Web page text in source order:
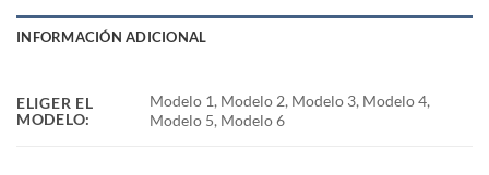
INFORMACIÓN ADICIONAL
ELIGER EL
MODELO:
Modelo 1, Modelo 2, Modelo 3, Modelo 4,
Modelo 5, Modelo 6